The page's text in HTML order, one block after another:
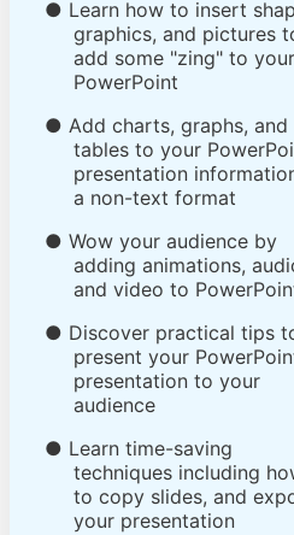
● Learn how to insert
graphics, and pictures
add some "zing" to your
PowerPoint
● Add charts, graphs, and
tables to your
presentation
a non-text format
● Wow your audience by
adding animations,
and video to
● Discover practical tips
present your
presentation to your
audience
● Learn time-saving
techniques including
to copy slides, and
your presentation